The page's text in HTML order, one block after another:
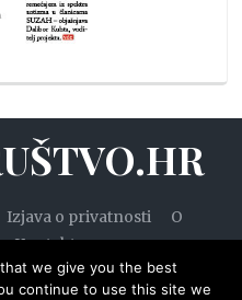
Izjava o privatnosti
O
Kontakt
we give you the best
continue to use this site we